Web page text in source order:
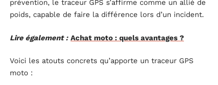
prévention, le traceur GPS s’affirme comme un allié de
poids, capable de faire la différence lors d’un incident.
Lire également : Achat moto : quels avantages ?
Voici les atouts concrets qu’apporte un traceur GPS
moto :